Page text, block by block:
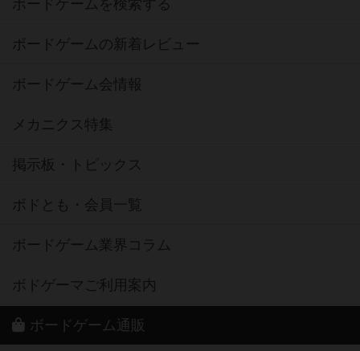
ボードゲームを検索する
ボードゲームの新着レビュー
ボードゲーム会情報
メカニクス特集
掲示板・トピックス
ボドとも・会員一覧
ボードゲーム業界コラム
ボドゲーマご利用案内
ボードゲーム通販